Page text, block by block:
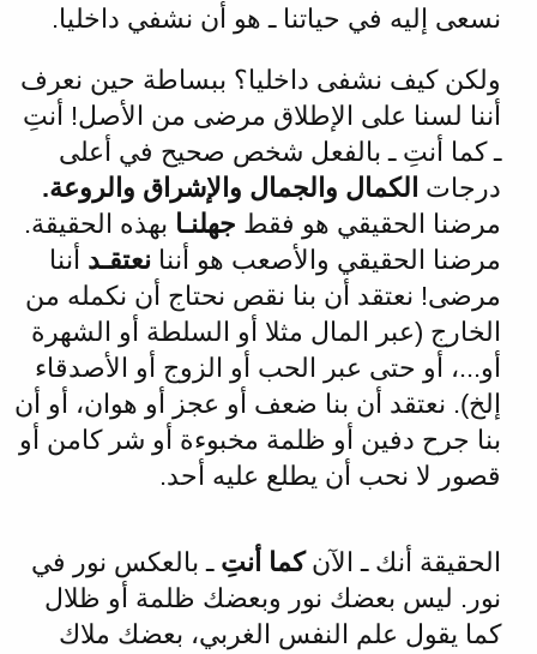
نسعى إليه في حياتنا ـ هو أن نشفي داخليا.
ولكن كيف نشفى داخليا؟ ببساطة حين نعرف
أننا لسنا على الإطلاق مرضى من الأصل! أنتِ
ـ كما أنتِ ـ بالفعل شخص صحيح في أعلى
درجات الكمال والجمال والإشراق والروعة.
مرضنا الحقيقي هو فقط جهلنـا بهذه الحقيقة.
مرضنا الحقيقي والأصعب هو أننا نعتقـد أننا
مرضى! نعتقد أن بنا نقص نحتاج أن نكمله من
الخارج (عبر المال مثلا أو السلطة أو الشهرة
أو...، أو حتى عبر الحب أو الزوج أو الأصدقاء
إلخ). نعتقد أن بنا ضعف أو عجز أو هوان، أو أن
بنا جرح دفين أو ظلمة مخبوءة أو شر كامن أو
قصور لا نحب أن يطلع عليه أحد.
الحقيقة أنك ـ الآنكما أنتِـ بالعكس نور في
نور. ليس بعضك نور وبعضك ظلمة أو ظلال
كما يقول علم النفس الغربي، بعضك ملاك